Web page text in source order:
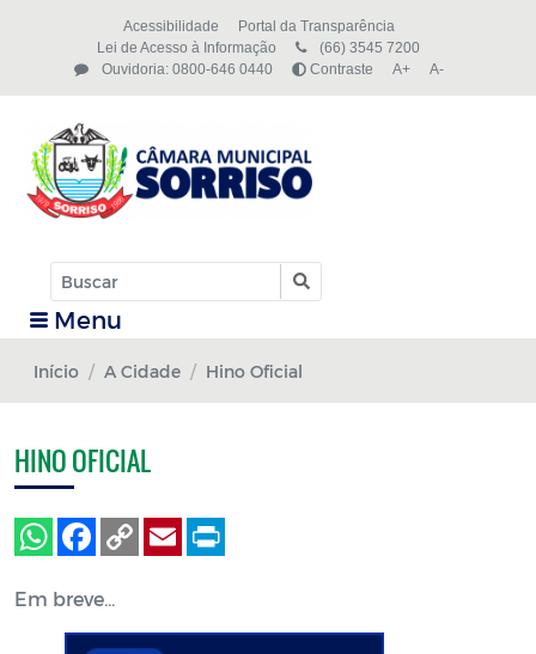
Acessibilidade
Portal da Transparência
Lei de Acesso à Informação
(66) 3545 7200
Ouvidoria: 0800-646 0440
Contraste A+ A-
Menu
Início A Cidade Hino Oficial
HINO OFICIAL
Em breve...